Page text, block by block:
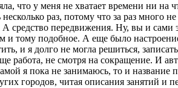
что у меня не хватает времени ни на
раз, потому что за раз много
передвижения. Ну, вы и сами
тому подобное. А еще было
и я долго не могла решиться,
работа, не смотря на сокращение. И
я пока не занимаюсь, то и название
городов, читая описания занятий и